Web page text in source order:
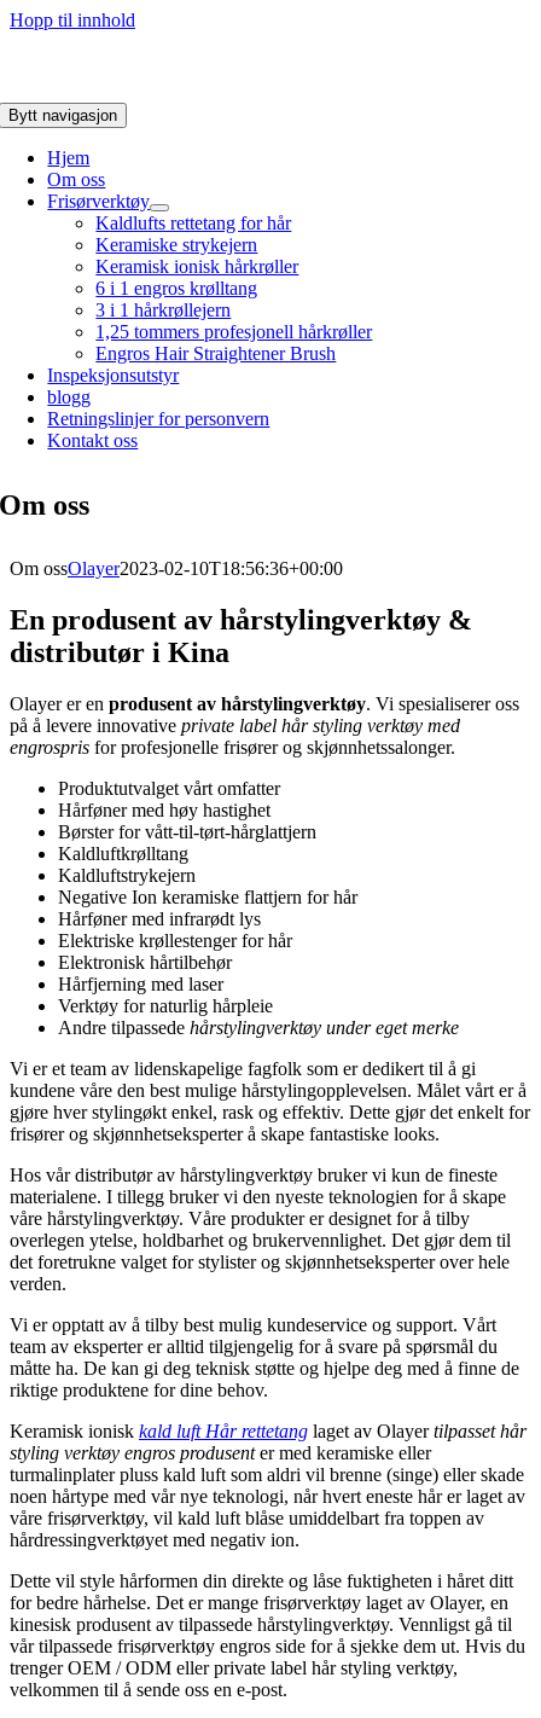
Hopp til innhold
Bytt navigasjon
Hjem
Om oss
Frisørverktøy
Kaldlufts rettetang for hår
Keramiske strykejern
Keramisk ionisk hårkrøller
6 i 1 engros krølltang
3 i 1 hårkrøllejern
1,25 tommers profesjonell hårkrøller
Engros Hair Straightener Brush
Inspeksjonsutstyr
blogg
Retningslinjer for personvern
Kontakt oss
Om oss
Om ossOlayer2023-02-10T18:56:36+00:00
En produsent av hårstylingverktøy &
distributør i Kina
Olayer er en produsent av hårstylingverktøy. Vi spesialiserer oss
på å levere innovative private label hår styling verktøy med
engrospris for profesjonelle frisører og skjønnhetssalonger.
Produktutvalget vårt omfatter
Hårføner med høy hastighet
Børster for vått-til-tørt-hårglattjern
Kaldluftkrølltang
Kaldluftstrykejern
Negative Ion keramiske flattjern for hår
Hårføner med infrarødt lys
Elektriske krøllestenger for hår
Elektronisk hårtilbehør
Hårfjerning med laser
Verktøy for naturlig hårpleie
Andre tilpassede hårstylingverktøy under eget merke
Vi er et team av lidenskapelige fagfolk som er dedikert til å gi
kundene våre den best mulige hårstylingopplevelsen. Målet vårt er å
gjøre hver stylingøkt enkel, rask og effektiv. Dette gjør det enkelt for
frisører og skjønnhetseksperter å skape fantastiske looks.
Hos vår distributør av hårstylingverktøy bruker vi kun de fineste
materialene. I tillegg bruker vi den nyeste teknologien for å skape
våre hårstylingverktøy. Våre produkter er designet for å tilby
overlegen ytelse, holdbarhet og brukervennlighet. Det gjør dem til
det foretrukne valget for stylister og skjønnhetseksperter over hele
verden.
Vi er opptatt av å tilby best mulig kundeservice og support. Vårt
team av eksperter er alltid tilgjengelig for å svare på spørsmål du
måtte ha. De kan gi deg teknisk støtte og hjelpe deg med å finne de
riktige produktene for dine behov.
Keramisk ionisk kald luft Hår rettetang laget av Olayertilpasset hår
styling verktøy engros produsenter med keramiske eller
turmalinplater pluss kald luft som aldri vil brenne (singe) eller skade
noen hårtype med vår nye teknologi, når hvert eneste hår er laget av
våre frisørverktøy, vil kald luft blåse umiddelbart fra toppen av
hårdressingverktøyet med negativ ion.
Dette vil style hårformen din direkte og låse fuktigheten i håret ditt
for bedre hårhelse. Det er mange frisørverktøy laget av Olayer, en
kinesisk produsent av tilpassede hårstylingverktøy. Vennligst gå til
vår tilpassede frisørverktøy engros side for å sjekke dem ut. Hvis du
trenger OEM / ODM eller private label hår styling verktøy,
velkommen til å sende oss en e-post.